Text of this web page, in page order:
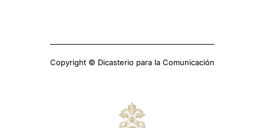
Copyright © Dicasterio para la Comunicación